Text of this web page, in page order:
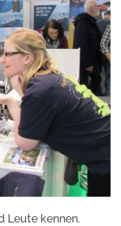
Leute kennen.